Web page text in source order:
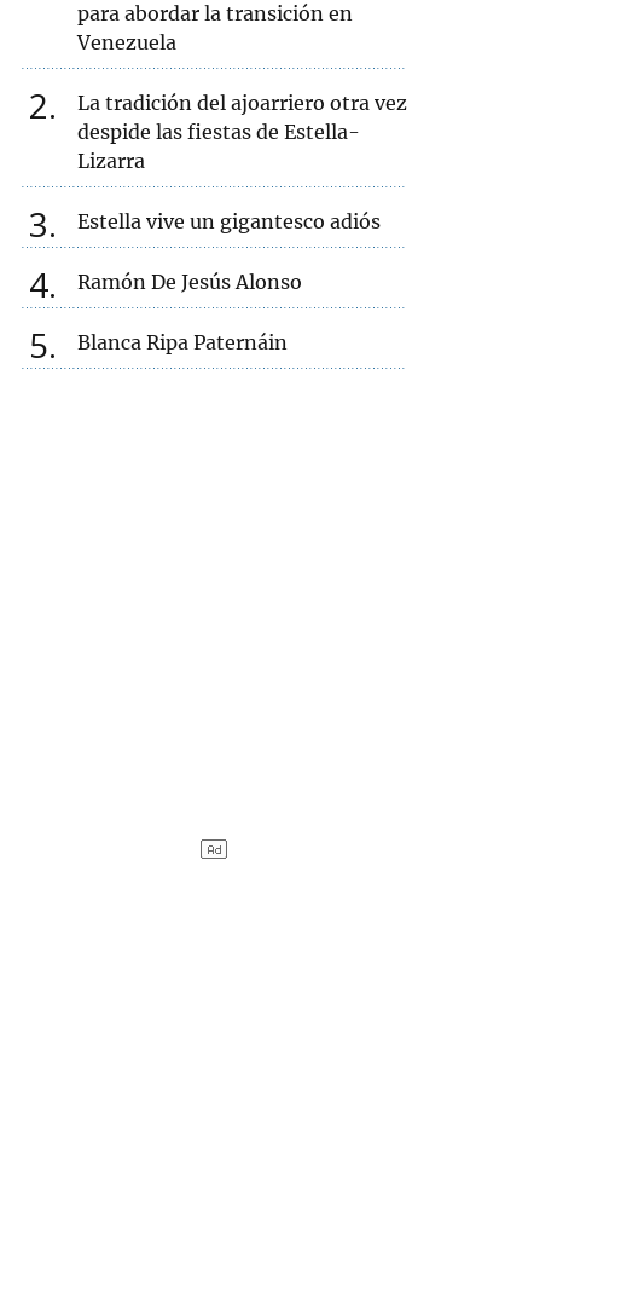
para abordar la transición en
Venezuela
2
La tradición del ajoarriero otra vez
despide las fiestas de Estella-
Lizarra
3 Estella vive un gigantesco adiós
4 Ramón De Jesús Alonso
5 Blanca Ripa Paternáin